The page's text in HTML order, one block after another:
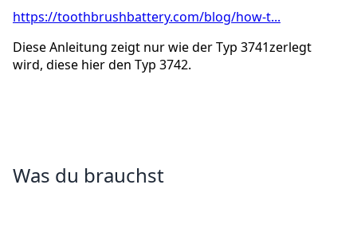
https://toothbrushbattery.com/blog/how-t...
Diese Anleitung zeigt nur wie der Typ 3741zerlegt
wird, diese hier den Typ 3742.
Was du brauchst